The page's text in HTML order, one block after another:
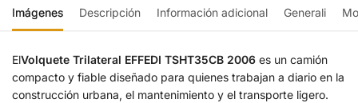
Imágenes Descripción Información adicional Generali
ElVolquete Trilateral EFFEDI TSHT35CB 2006 es un camión
compacto y fiable diseñado para quienes trabajan a diario en la
construcción urbana, el mantenimiento y el transporte ligero.